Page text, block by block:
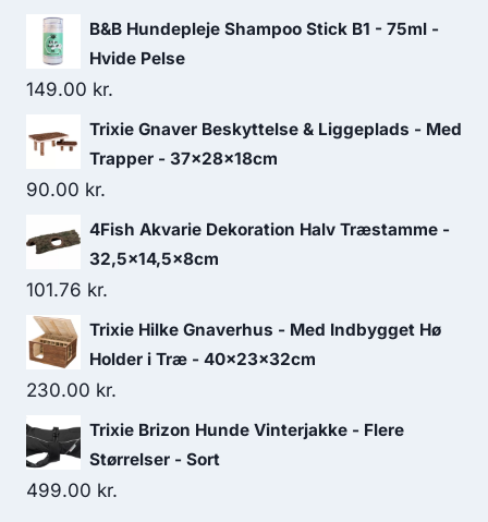
B&B Hundepleje Shampoo Stick B1 - 75ml -
Hvide Pelse
149.00 kr.
Trixie Gnaver Beskyttelse & Liggeplads - Med
Trapper - 37x28x18cm
90.00 kr.
4Fish Akvarie Dekoration Halv Træstamme -
32,5x14,5x8cm
101.76 kr.
Trixie Hilke Gnaverhus - Med Indbygget Hø
Holder i Træ - 40x23x32cm
230.00 kr.
Trixie Brizon Hunde Vinterjakke - Flere
Størrelser - Sort
499.00 kr.